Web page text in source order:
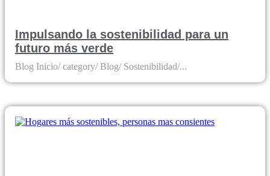
Impulsando la sostenibilidad para un
futuro más verde
Blog Inicio/ category/ Blog/ Sostenibilidad/...